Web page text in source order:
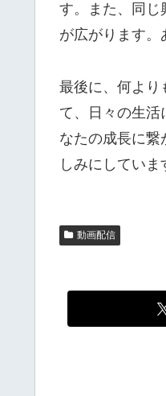
す。また、同じ
が広がります。
最後に、何より
て、日々の生活
なたの成長に繋
しみにしていま
動画配信